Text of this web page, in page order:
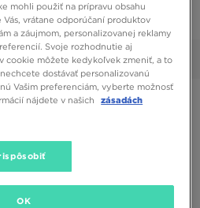
Filtrovať 1
mohli použiť na prípravu obsahu
vrátane odporúčaní produktov
a záujmom, personalizovanej reklamy
Svoje rozhodnutie aj
cookie môžete kedykoľvek zmeniť, a to
dostávať personalizovanú
Vašim preferenciám, vyberte možnosť
nájdete v našich
zásadách
OK